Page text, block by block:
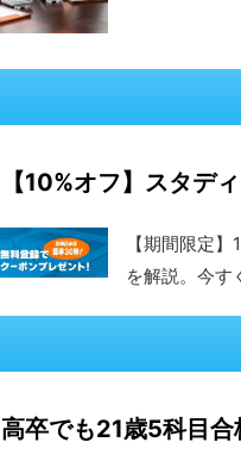
【10%オフ】スタデ
【期間限定
を解説。今す
高卒でも21歳5科目合